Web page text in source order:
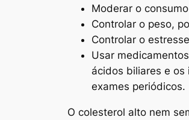
Moderar o
Controlar o peso,
Controlar o
Usar
ácidos biliares e os
exames periódicos.
O colesterol alto nem